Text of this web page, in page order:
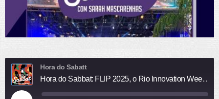
Hora do Sabatt
Hora do Sabbat: FLIP 2025, o Rio Innovation Week e as vozes da literatura!